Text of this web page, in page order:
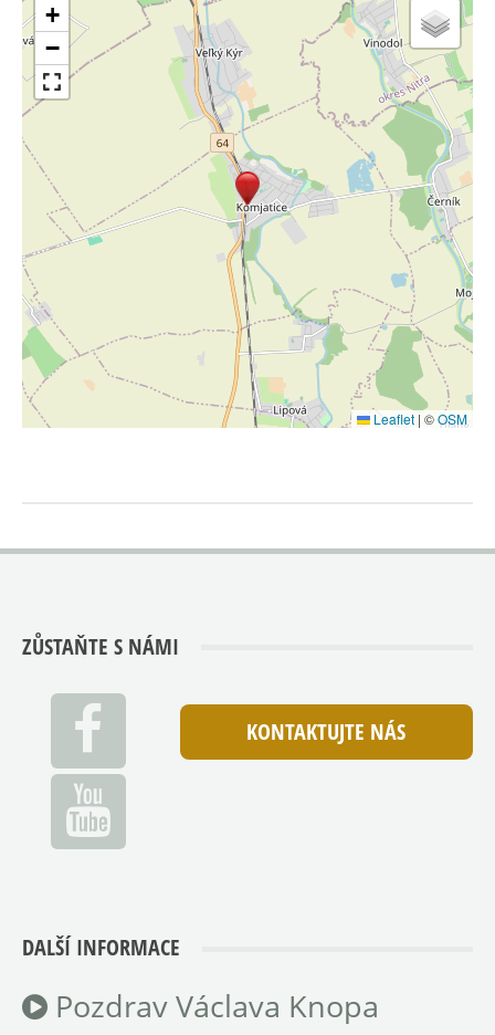
+
−
Leaflet | ©OSM
ZŮSTAŇTE S NÁMI
KONTAKTUJTE NÁS
DALŠÍ INFORMACE
Pozdrav Václava Knopa